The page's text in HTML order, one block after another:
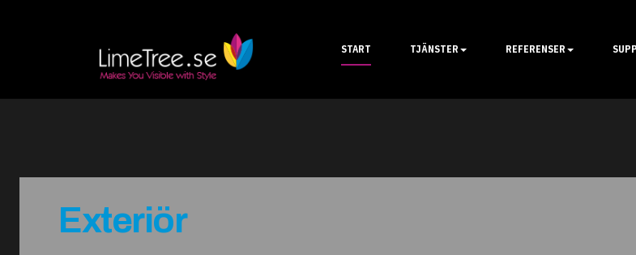
START TJÄNSTER REFERENSER
Exteriör